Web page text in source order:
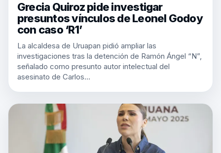
Grecia Quiroz pide investigar
presuntos vínculos de Leonel Godoy
con caso ‘R1’
La alcaldesa de Uruapan pidió ampliar las
investigaciones tras la detención de Ramón Ángel “N”,
señalado como presunto autor intelectual del
asesinato de Carlos…